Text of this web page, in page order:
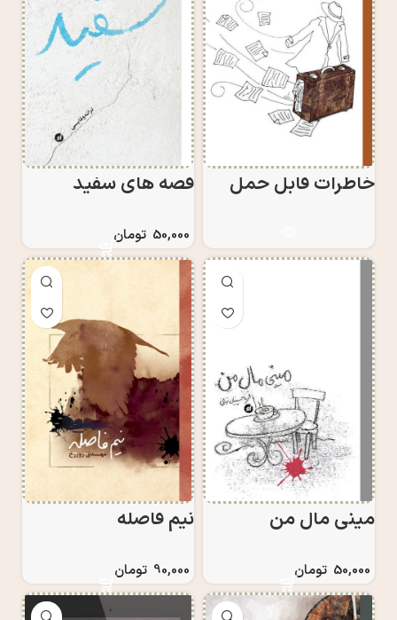
خاطرات قابل حمل قصه های سفید
50,000 تومان
مینی مال من
50,000 تومان
نیم فاصله
90,000 تومان